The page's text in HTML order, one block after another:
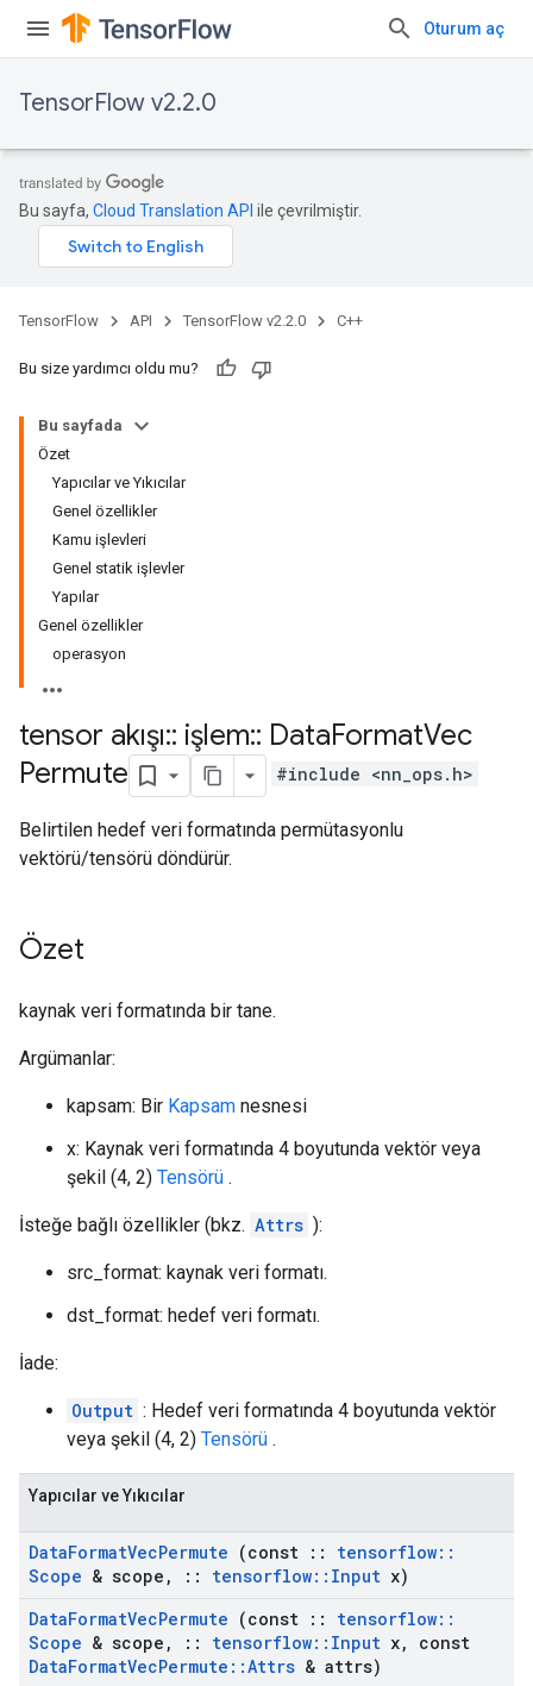
Oturum aç
TensorFlow v2.2.0
Bu sayfa, Cloud Translation API ile çevrilmiştir.
TensorFlow API TensorFlow v2.2.0 C++
Bu size yardımcı oldu mu?
Bu sayfada
Özet
Yapıcılar ve Yıkıcılar
Genel özellikler
Kamu işlevleri
Genel statik işlevler
Yapılar
Genel özellikler
operasyon
tensor akışı:: işlem:: DataFormatVec
Permute
#include <nn_ops.h>
Belirtilen hedef veri formatında permütasyonlu
vektörü/tensörü döndürür.
Özet
kaynak veri formatında bir tane.
Argümanlar:
kapsam: Bir Kapsam nesnesi
x: Kaynak veri formatında 4 boyutunda vektör veya
şekil (4, 2) Tensörü .
İsteğe bağlı özellikler (bkz. Attrs ):
src_format: kaynak veri formatı.
dst_format: hedef veri formatı.
İade:
Output : Hedef veri formatında 4 boyutunda vektör
veya şekil (4, 2) Tensörü .
Yapıcılar ve Yıkıcılar
DataFormatVecPermute (const :: tensorflow::
Scope & scope , :: tensorflow:: Input x)
DataFormatVecPermute (const :: tensorflow::
Scope & scope , :: tensorflow:: Input x,
const
DataFormatVecPermute ::Attrs & attrs)